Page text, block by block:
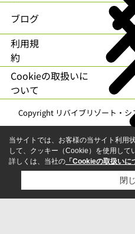
ブログ
利用規
約
Cookieの取扱いに
ついて
Copyright リバイブリゾート・
当サイトでは、お客様の当サイト利用
して、クッキー（Cookie）を使用して
詳しくは、当社の 「Cookieの取扱いに
閉